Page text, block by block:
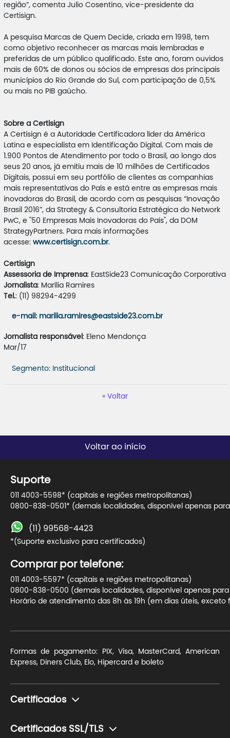
região”, comenta Julio Cosentino, vice-presidente da
Certisign.
A pesquisa Marcas de Quem Decide, criada em 1998, tem
como objetivo reconhecer as marcas mais lembradas e
preferidas de um público qualificado. Este ano, foram ouvidos
mais de 60% de donos ou sócios de empresas dos principais
municípios do Rio Grande do Sul, com participação de 0,5%
ou mais no PIB gaúcho.
Sobre a Certisign
A Certisign é a Autoridade Certificadora líder da América
Latina e especialista em Identificação Digital. Com mais de
1.900 Pontos de Atendimento por todo o Brasil, ao longo dos
seus 20 anos, já emitiu mais de 10 milhões de Certificados
Digitais, possui em seu portfólio de clientes as companhias
mais representativas do País e está entre as empresas mais
inovadoras do Brasil, de acordo com as pesquisas “Inovação
Brasil 2016”, da Strategy & Consultoria Estratégica do Network
PwC, e "50 Empresas Mais Inovadoras do País", da DOM
StrategyPartners. Para mais informações
acesse: www.certisign.com.br.
Certisign
Assessoria de Imprensa: EastSide23 Comunicação Corporativa
Jornalista: Marília Ramires
Tel.: (11) 98294-4299
e-mail : marilia.ramires@eastside23.com.br
Jornalista responsável : Eleno Mendonça
Mar/17
Segmento: Institucional
Voltar
Voltar ao início
Suporte
011 4003-5598* (capitais e regiões metropolitanas)
0800-838-0501* (demais localidades, disponível apenas
(11) 99568-4423
*(Suporte exclusivo para certificados)
Comprar por telefone:
011 4003-5597* (capitais e regiões metropolitanas)
0800-838-0500 (demais localidades, disponível apenas
Horário de atendimento das 8h às 19h (em dias úteis, exceto
Formas de pagamento: PIX, Visa, MasterCard, American
Express, Diners Club, Elo, Hipercard e boleto
Certificados
Certificados SSL/TLS